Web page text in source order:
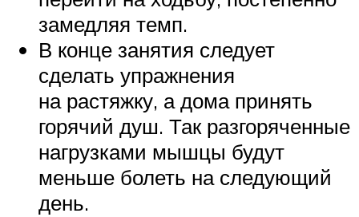
замедляя темп.
В конце занятия следует
сделать упражнения
на растяжку, а дома принять
горячий душ. Так разгоряченные
нагрузками мышцы будут
меньше болеть на следующий
день.